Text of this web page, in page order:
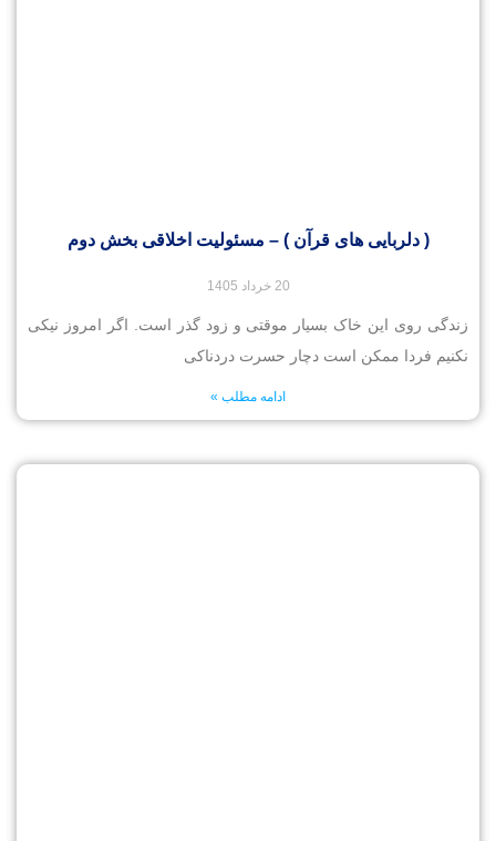
( دلربایی های قرآن ) – مسئولیت اخلاقی بخش دوم
20 خرداد 1405
زندگی روی این خاک بسیار موقتی و زود گذر است. اگر امروز نیکی
نکنیم فردا ممکن است دچار حسرت دردناکی
ادامه مطلب »